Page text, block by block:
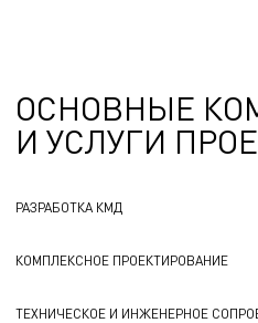
ОСНОВНЫЕ
И УСЛУГИ
РАЗРАБОТКА КМД
КОМПЛЕКСНОЕ ПРОЕКТИРОВАНИЕ
ТЕХНИЧЕСКОЕ И ИНЖЕНЕРНОЕ